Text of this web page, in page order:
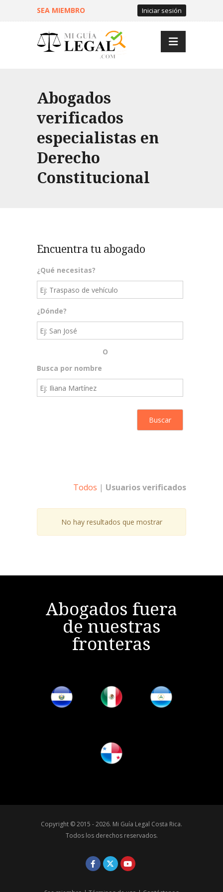
SEA MIEMBRO Iniciar sesión
Abogados
verificados
especialistas en
Derecho
Constitucional
Encuentra tu abogado
¿Qué necesitas?
¿Dónde?
O
Busca por nombre
Todos | Usuarios verificados
No hay resultados que mostrar
Abogados fuera
de nuestras
fronteras
Copyright © 2015 - 2026. Mi Guía Legal Costa Rica.
Todos los derechos reservados.